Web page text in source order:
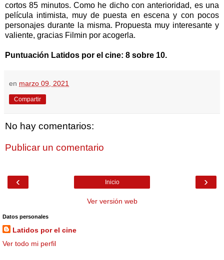
cortos 85 minutos. Como he dicho con anterioridad, es una
película intimista, muy de puesta en escena y con pocos
personajes durante la misma. Propuesta muy interesante y
valiente, gracias Filmin por acogerla.
Puntuación Latidos por el cine: 8 sobre 10.
en marzo 09, 2021
Compartir
No hay comentarios:
Publicar un comentario
‹ ›
Inicio
Ver versión web
Datos personales
Latidos por el cine
Ver todo mi perfil